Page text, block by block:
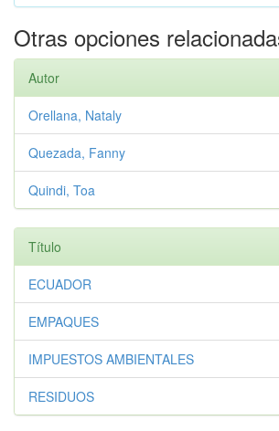
Otras opciones
Autor
Orellana, Nataly
Quezada, Fanny
Quindi, Toa
Título
ECUADOR
EMPAQUES
IMPUESTOS AMBIENTALES
RESIDUOS